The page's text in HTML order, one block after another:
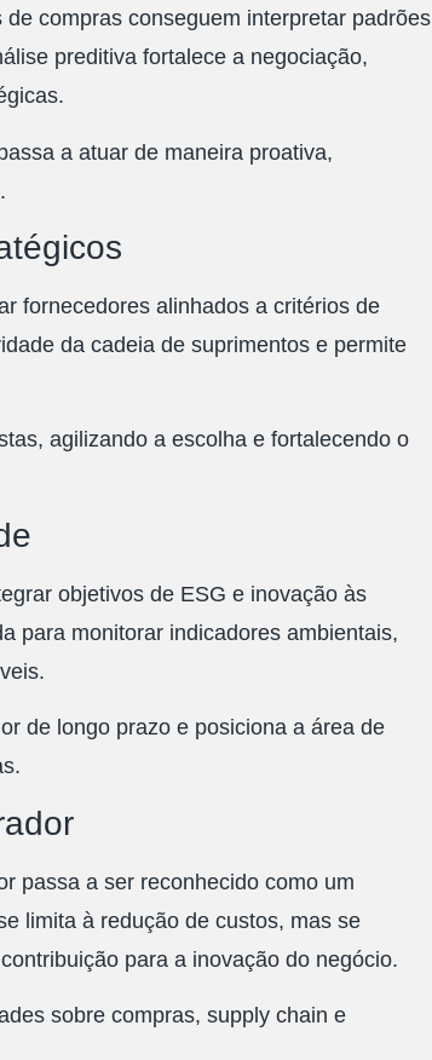
compras conseguem interpretar padrões
preditiva fortalece a negociação,
a atuar de maneira proativa,
fornecedores alinhados a critérios de
da cadeia de suprimentos e permite
agilizando a escolha e fortalecendo o
objetivos de ESG e inovação às
para monitorar indicadores ambientais,
de longo prazo e posiciona a área de
passa a ser reconhecido como um
limita à redução de custos, mas se
para a inovação do negócio.
sobre compras, supply chain e